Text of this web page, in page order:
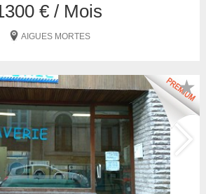
€ / Mois
AIGUES MORTES
★